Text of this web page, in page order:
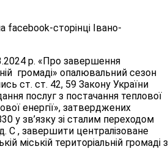
сторінці Івано-
р. «Про завершення
громаді» опалювальний сезон
ст. ст. 42, 59 Закону України
послуг з постачання теплової
енергії», затверджених
у зв’язку зі сталим переходом
С , завершити централізоване
міській територіальній громаді з